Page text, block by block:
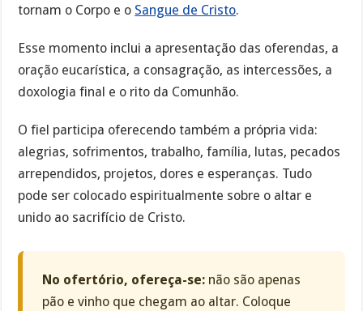
tornam o Corpo e o Sangue de Cristo.
Esse momento inclui a apresentação das oferendas, a
oração eucarística, a consagração, as intercessões, a
doxologia final e o rito da Comunhão.
O fiel participa oferecendo também a própria vida:
alegrias, sofrimentos, trabalho, família, lutas, pecados
arrependidos, projetos, dores e esperanças. Tudo
pode ser colocado espiritualmente sobre o altar e
unido ao sacrifício de Cristo.
No ofertório, ofereça-se: não são apenas
pão e vinho que chegam ao altar. Coloque